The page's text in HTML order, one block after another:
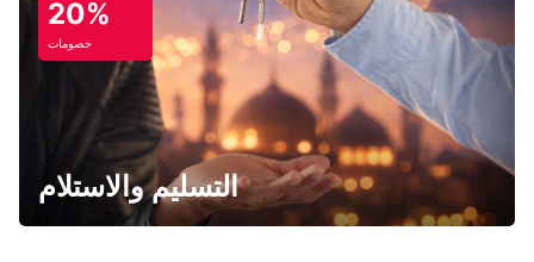
20%
خصومات
التسليم والاستلام